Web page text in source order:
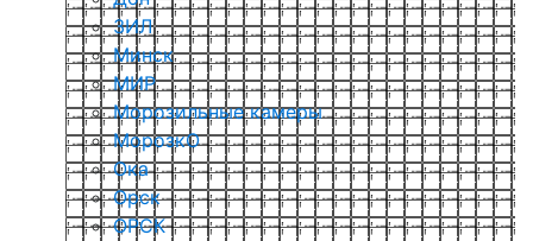
ЗИЛ
Минск
МИР
Морозильные камеры
МорозкО
Ока
Орск
ОРСК